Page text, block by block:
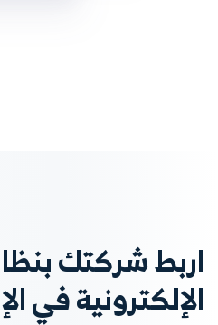
اربط شركتك
الإلكترونية في